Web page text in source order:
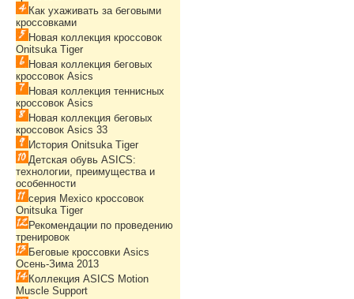
Как ухаживать за беговыми
кроссовками
Новая коллекция кроссовок
Onitsuka Tiger
Новая коллекция беговых
кроссовок Asics
Новая коллекция теннисных
кроссовок Asics
Новая коллекция беговых
кроссовок Asics 33
История Onitsuka Tiger
Детская обувь ASICS:
технологии, преимущества и
особенности
серия Mexico кроссовок
Onitsuka Tiger
Рекомендации по проведению
тренировок
Беговые кроссовки Asics
Осень-Зима 2013
Коллекция ASICS Motion
Muscle Support